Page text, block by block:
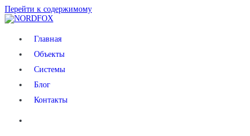
Перейти к содержимому
NORDFOXГлавная
Объекты
Системы
Блог
Контакты